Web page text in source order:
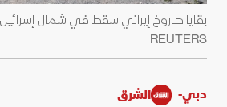
REUTERS
دبي- الشرق